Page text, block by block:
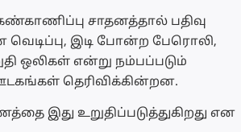
சாதனத்தால் பதிவு
வெடிப்பு, இடி போன்ற பேரொலி,
ஒலிகள் என்று நம்பப்படும்
தெரிவிக்கின்றன.
இது உறுதிப்படுத்துகிறது என